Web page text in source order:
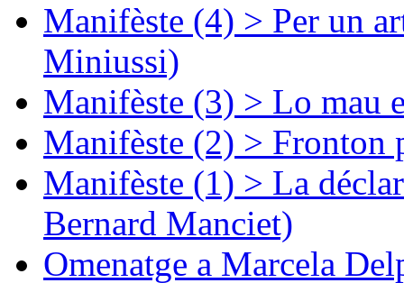
Manifèste (4) > Per un
Miniussi)
Manifèste (3) > Lo mau
Manifèste (2) > Fronton
Manifèste (1) > La
Bernard Manciet)
Omenatge a Marcela